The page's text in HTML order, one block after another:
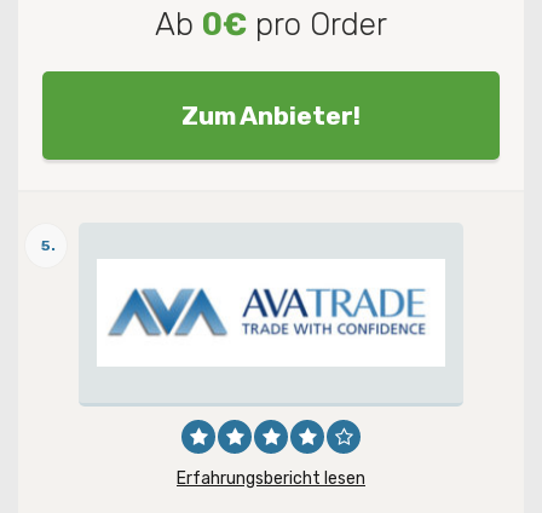
Ab 0€ pro Order
Zum Anbieter!
5.
Erfahrungsbericht lesen